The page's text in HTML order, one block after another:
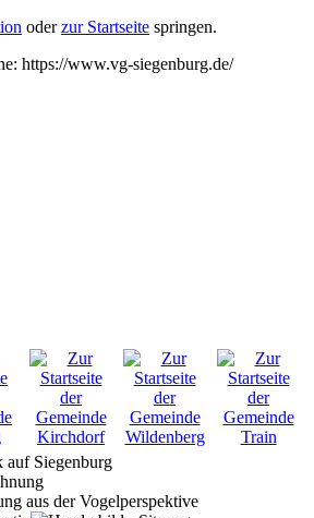
oderzur Startseite springen.
https://www.vg-siegenburg.de/